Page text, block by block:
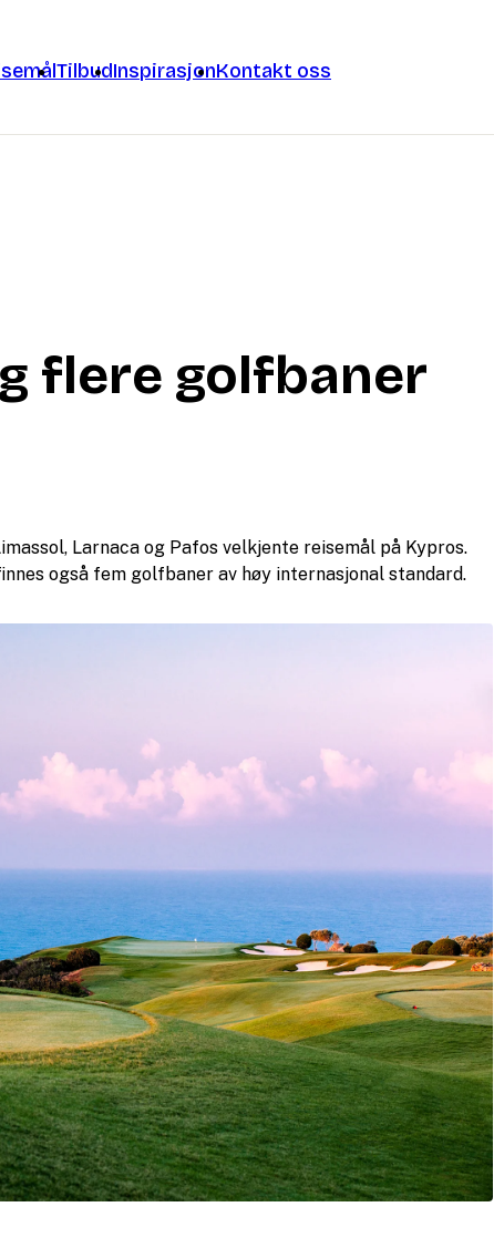
TilbudInspirasjonKontakt oss
flere golfbaner
Larnaca og Pafos velkjente reisemål på Kypros.
også fem golfbaner av høy internasjonal standard.